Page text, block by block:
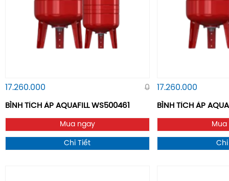
17.260.000 0
BÌNH TÍCH ÁP AQUAFILL WS500461
Mua ngay
Chi Tiết
17.260.000
BÌNH TÍCH ÁP